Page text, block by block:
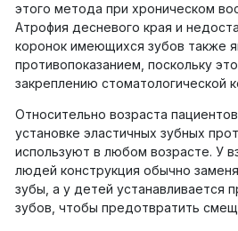
этого метода при хроническом
Атрофия десневого края и
коронок имеющихся зубов также
противопоказанием, поскольку
закреплению стоматологической
Относительно возраста
установке эластичных зубных
используют в любом возрасте. У
людей конструкция обычно
зубы, а у детей устанавливается
зубов, чтобы предотвратить